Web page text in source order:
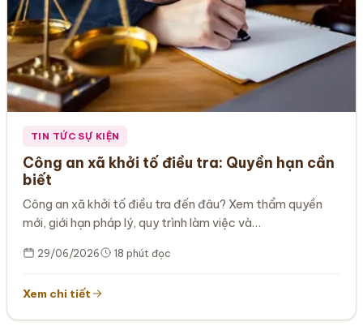
TIN TỨC SỰ KIỆN
Công an xã khởi tố điều tra: Quyền hạn cần
biết
Công an xã khởi tố điều tra đến đâu? Xem thẩm quyền
mới, giới hạn pháp lý, quy trình làm việc và…
29/06/2026 18 phút đọc
Xem chi tiết